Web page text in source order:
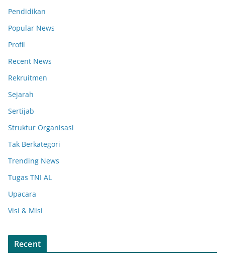
Pendidikan
Popular News
Profil
Recent News
Rekruitmen
Sejarah
Sertijab
Struktur Organisasi
Tak Berkategori
Trending News
Tugas TNI AL
Upacara
Visi & Misi
Recent